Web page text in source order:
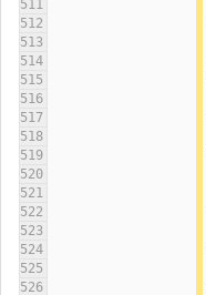
511
512
513
514
515
516
517
518
519
520
521
522
523
524
525
526